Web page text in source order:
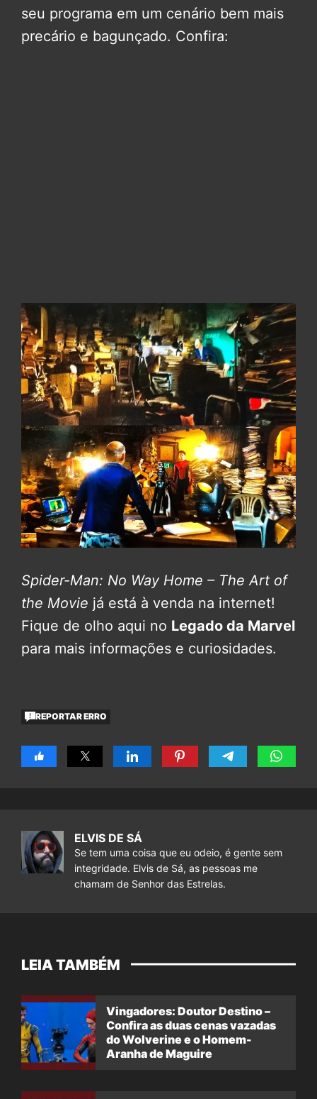
seu programa em um cenário bem mais
precário e bagunçado. Confira:
Spider-Man: No Way Home – The Art of
the Movie já está à venda na internet!
Fique de olho aqui no Legado da Marvel
para mais informações e curiosidades.
REPORTAR ERRO
ELVIS DE SÁ
Se tem uma coisa que eu odeio, é gente sem
integridade. Elvis de Sá, as pessoas me
chamam de Senhor das Estrelas.
LEIA TAMBÉM
Vingadores: Doutor Destino –
Confira as duas cenas vazadas
do Wolverine e o Homem-
Aranha de Maguire